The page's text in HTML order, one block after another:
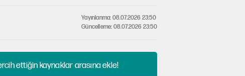
Yayınlanma: 08.07.2026 23:50
Güncelleme: 08.07.2026 23:50
ettiğin kaynaklar arasına ekle!